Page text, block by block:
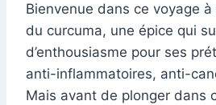
Bienvenue dans ce voyage
du curcuma, une épice qui
d’enthousiasme pour ses
anti-inflammatoires, anti-
Mais avant de plonger dans